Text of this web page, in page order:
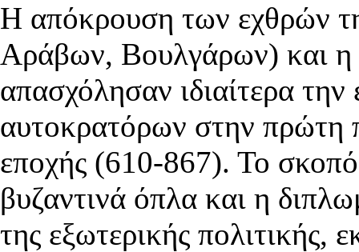
Η απόκρουση των εχθρών
Αράβων, Βουλγάρων) και η
απασχόλησαν ιδιαίτερα
αυτοκρατόρων στην πρώτη
εποχής (610-867). Το
βυζαντινά όπλα και η
της εξωτερικής πολιτικής,